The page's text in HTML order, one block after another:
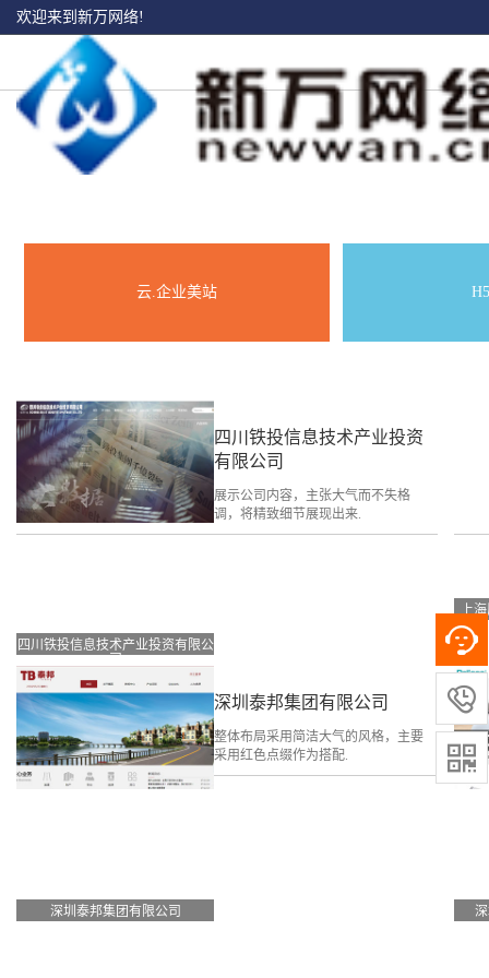
欢迎来到新万网络!
云.企业美站
四川铁投信息技术产业投资有限公
司
四川铁投信息技术产业投资
有限公司
展示公司内容，主张大气而不失格
调，将精致细节展现出来.
上
深圳泰邦集团有限公司
深圳泰邦集团有限公司
整体布局采用简洁大气的风格，主要
采用红色点缀作为搭配.

